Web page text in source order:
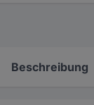
Beschreibung